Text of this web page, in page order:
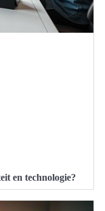
en technologie?